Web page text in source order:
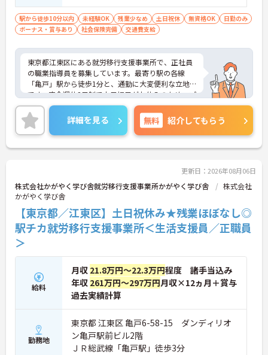
駅から徒歩10分以内 未経験OK 残業少なめ 土日祝休 無資格OK
日勤のみ
ボーナス・賞与あり
社会保険完備 交通費支給
東京都江東区にある就労移行支援事業所で、正社員
の職業指導員を募集しています。最寄り駅の各線
「亀戸」駅から徒歩1分と、通勤に大変便利な立地
です。完全週休2日制で土日祝日がお休みのため、プ
ライベートの時間もしっかり確保できます。社会保
険完備はもちろん、通勤手当（上限月5万円）、地
域手当、資格手当、処遇改善還元手当など、各種手
当が充実している点も魅力です。教育体制も整って
おり、2ヶ月に1度の社内研修や、社外研修費用の支
指せます。応募にあたって特別な資格や経験は問い
ません。パソコンの基本操作ができれば未経験の方
も歓迎します。もちろん、人材・教育業界やジョブ
コーチの経験がある方は、そのスキルを活かしてご
活躍いただけます。障がいのある方の「働きたい」
という想いをサポートし、社会貢献を実感できるや
りがいのあるお仕事です。成長意欲があり、誰かの
ったりの職場です。ご興味のある方は詳細等をお伝
えしますので、お気軽にお問い合わせください。
詳細を見る 無料 紹介してもらう
更新日：2026年08月06日
株式会社かがやく学び舎就労移行支援事業所かがやく学び舎
株式会社
かがやく学び舎
【東京都／江東区】土日祝休み★残業ほぼなし◎
駅チカ就労移行支援事業所＜生活支援員／正職員
＞
給料
月収 21.8万円～22.3万円程度 諸手当込み
年収 261万円～297万円月収×12ヵ月＋賞与
過去実績計算
勤務地
東京都 江東区 亀戸6-58-15 ダンディリオ
ン亀戸駅前ビル2階
ＪＲ総武線「亀戸駅」徒歩3分